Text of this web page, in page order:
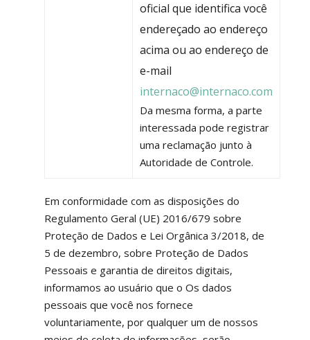
oficial que identifica você
endereçado ao endereço
acima ou ao endereço de
e-mail
internaco@internaco.com
Da mesma forma, a parte
interessada pode registrar
uma reclamação junto à
Autoridade de Controle.
Em conformidade com as disposições do
Regulamento Geral (UE) 2016/679 sobre
Proteção de Dados e Lei Orgânica 3/2018, de
5 de dezembro, sobre Proteção de Dados
Pessoais e garantia de direitos digitais,
informamos ao usuário que o Os dados
pessoais que você nos fornece
voluntariamente, por qualquer um de nossos